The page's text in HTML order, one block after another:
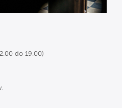
do 19.00)